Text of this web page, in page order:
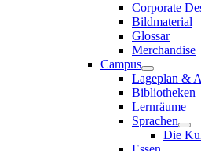
Corporate
Bildmaterial
Glossar
Merchandise
Campus
Lageplan &
Bibliotheken
Lernräume
Sprachen
Die